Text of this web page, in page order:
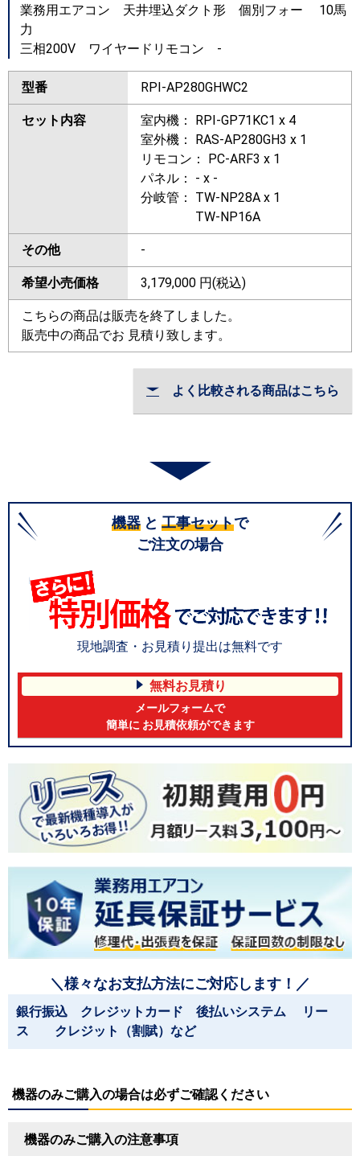
業務用エアコン 天井埋込ダクト形 個別フォー 10馬
力
三相200V ワイヤードリモコン -
型番 RPI-AP280GHWC2
セット内容
室内機： RPI-GP71KC1 x 4
室外機： RAS-AP280GH3 x 1
リモコン： PC-ARF3 x 1
パネル： - x -
分岐管： TW-NP28A x 1
TW-NP16A
その他 -
希望小売価格 3,179,000 円(税込)
こちらの商品は販売を終了しました。
販売中の商品でお 見積り致します。
よく比較される商品はこちら
機器 と 工事セットで
ご注文の場合
現地調査・お見積り提出は無料です
無料お見積り
メールフォームで
簡単に お見積依頼ができます
＼様々なお支払方法にご対応します！／
銀行振込 クレジットカード 後払いシステム リー
ス クレジット（割賦）など
機器のみご購入の場合は必ずご確認ください
機器のみご購入の注意事項